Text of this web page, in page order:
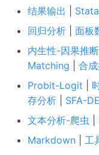
结果输出
回归分析| 面板
内生性-因果推断
Matching
合
Probit-Logit
存分析| SFA-
文本分析-爬虫
Markdown| 工